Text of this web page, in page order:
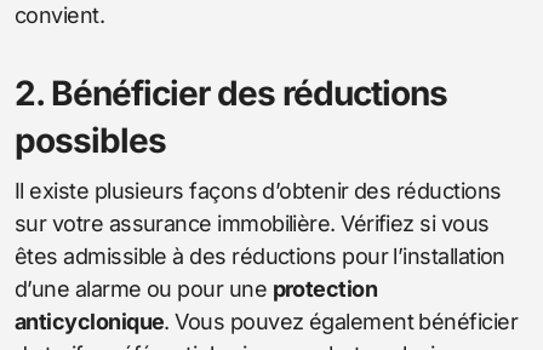
convient.
2. Bénéficier des réductions
possibles
Il existe plusieurs façons d’obtenir des réductions
sur votre assurance immobilière. Vérifiez si vous
êtes admissible à des réductions pour l’installation
d’une alarme ou pour une protection
anticyclonique. Vous pouvez également bénéficier